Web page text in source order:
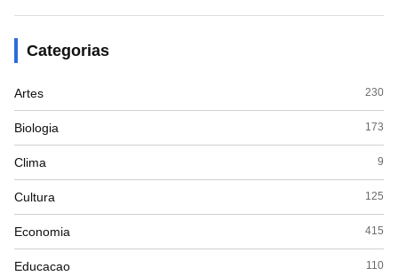
Categorias
Artes 230
Biologia 173
Clima 9
Cultura 125
Economia 415
Educacao 110